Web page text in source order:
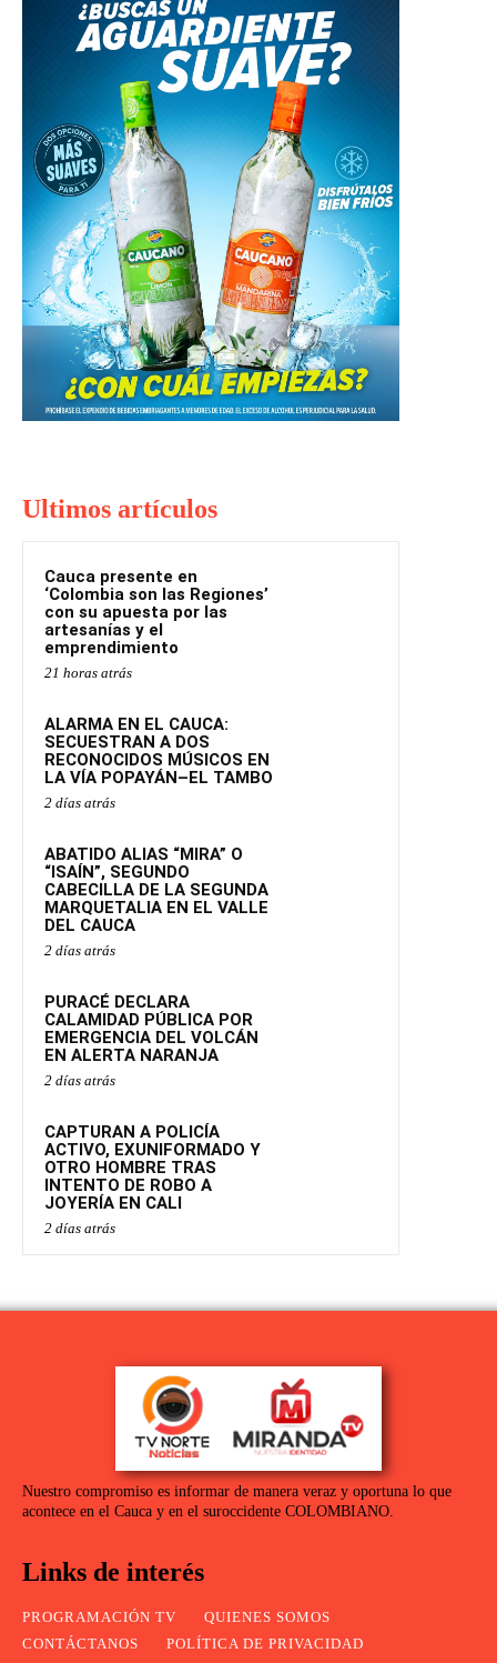
Ultimos artículos
Cauca presente en
‘Colombia son las Regiones’
con su apuesta por las
artesanías y el
emprendimiento
21 horas atrás
ALARMA EN EL CAUCA:
SECUESTRAN A DOS
RECONOCIDOS MÚSICOS EN
LA VÍA POPAYÁN–EL TAMBO
2 días atrás
ABATIDO ALIAS “MIRA” O
“ISAÍN”, SEGUNDO
CABECILLA DE LA SEGUNDA
MARQUETALIA EN EL VALLE
DEL CAUCA
2 días atrás
PURACÉ DECLARA
CALAMIDAD PÚBLICA POR
EMERGENCIA DEL VOLCÁN
EN ALERTA NARANJA
2 días atrás
CAPTURAN A POLICÍA
ACTIVO, EXUNIFORMADO Y
OTRO HOMBRE TRAS
INTENTO DE ROBO A
JOYERÍA EN CALI
2 días atrás
Nuestro compromiso es informar de manera veraz y oportuna lo que
acontece en el Cauca y en el suroccidente COLOMBIANO.
Links de interés
PROGRAMACIÓN TV
QUIENES SOMOS
CONTÁCTANOS
POLÍTICA DE PRIVACIDAD